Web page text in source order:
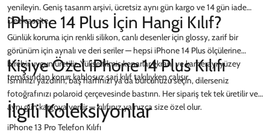
yenileyin. Geniş tasarım arşivi, ücretsiz aynı gün kargo ve 14 gün iade
Deercase'te.
iPhone 14 Plus İçin Hangi Kılıf?
Günlük koruma için renkli silikon, canlı desenler için glossy, zarif bir
görünüm için aynalı ve deri seriler — hepsi iPhone 14 Plus ölçülerine
birebir uygun üretilir. Yükseltilmiş kenarlar ekranı ve kamerayı yüzey
temasından korur; kablosuz şarj kılıf takılıyken çalışır.
Kişiye Özel iPhone 14 Plus Kılıfı
İsminizi yazdırın, baş harfinizi ya da burcunuzu seçin, dilerseniz
fotoğrafınızı polaroid çerçevesinde bastırın. Her sipariş tek tek üretilir ve
aynı gün kargoya verilir — kılıfınız yalnızca size özel olur.
İlgili Koleksiyonlar
iPhone 13 Pro Telefon Kılıfı